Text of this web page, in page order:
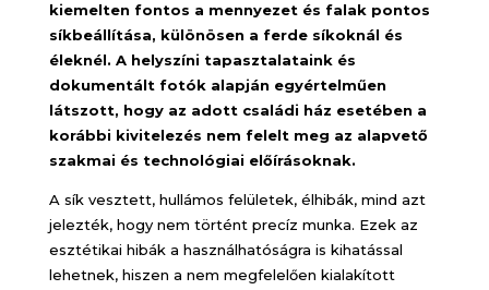
kiemelten fontos a mennyezet és falak pontos
síkbeállítása, különösen a ferde síkoknál és
éleknél. A helyszíni tapasztalataink és
dokumentált fotók alapján egyértelműen
látszott, hogy az adott családi ház esetében a
korábbi kivitelezés nem felelt meg az alapvető
szakmai és technológiai előírásoknak.
A sík vesztett, hullámos felületek, élhibák, mind azt
jelezték, hogy nem történt precíz munka. Ezek az
esztétikai hibák a használhatóságra is kihatással
lehetnek, hiszen a nem megfelelően kialakított